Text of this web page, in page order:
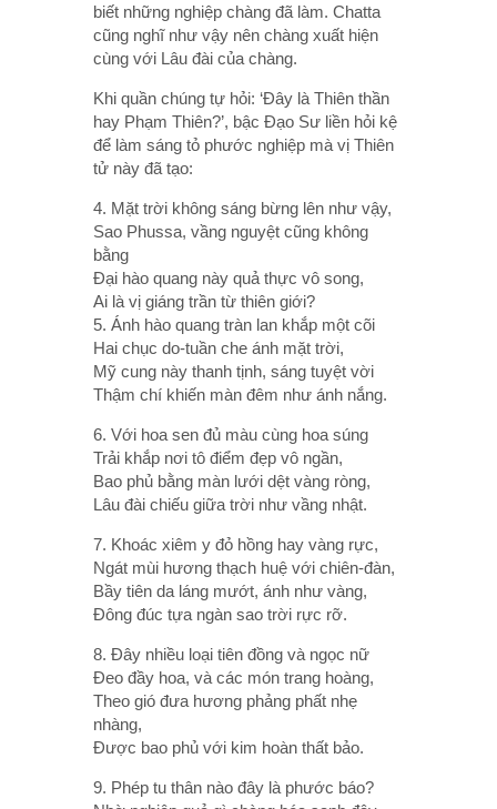
biết những nghiệp chàng đã làm. Chatta
cũng nghĩ như vậy nên chàng xuất hiện
cùng với Lâu đài của chàng.
Khi quần chúng tự hỏi: ‘Ðây là Thiên thần
hay Phạm Thiên?’, bậc Ðạo Sư liền hỏi kệ
để làm sáng tỏ phước nghiệp mà vị Thiên
tử này đã tạo:
4. Mặt trời không sáng bừng lên như vậy,
Sao Phussa, vầng nguyệt cũng không
bằng
Ðại hào quang này quả thực vô song,
Ai là vị giáng trần từ thiên giới?
5. Ánh hào quang tràn lan khắp một cõi
Hai chục do-tuần che ánh mặt trời,
Mỹ cung này thanh tịnh, sáng tuyệt vời
Thậm chí khiến màn đêm như ánh nắng.
6. Với hoa sen đủ màu cùng hoa súng
Trải khắp nơi tô điểm đẹp vô ngần,
Bao phủ bằng màn lưới dệt vàng ròng,
Lâu đài chiếu giữa trời như vầng nhật.
7. Khoác xiêm y đỏ hồng hay vàng rực,
Ngát mùi hương thạch huệ với chiên-đàn,
Bầy tiên da láng mướt, ánh như vàng,
Ðông đúc tựa ngàn sao trời rực rỡ.
8. Ðây nhiều loại tiên đồng và ngọc nữ
Ðeo đầy hoa, và các món trang hoàng,
Theo gió đưa hương phảng phất nhẹ
nhàng,
Ðược bao phủ với kim hoàn thất bảo.
9. Phép tu thân nào đây là phước báo?